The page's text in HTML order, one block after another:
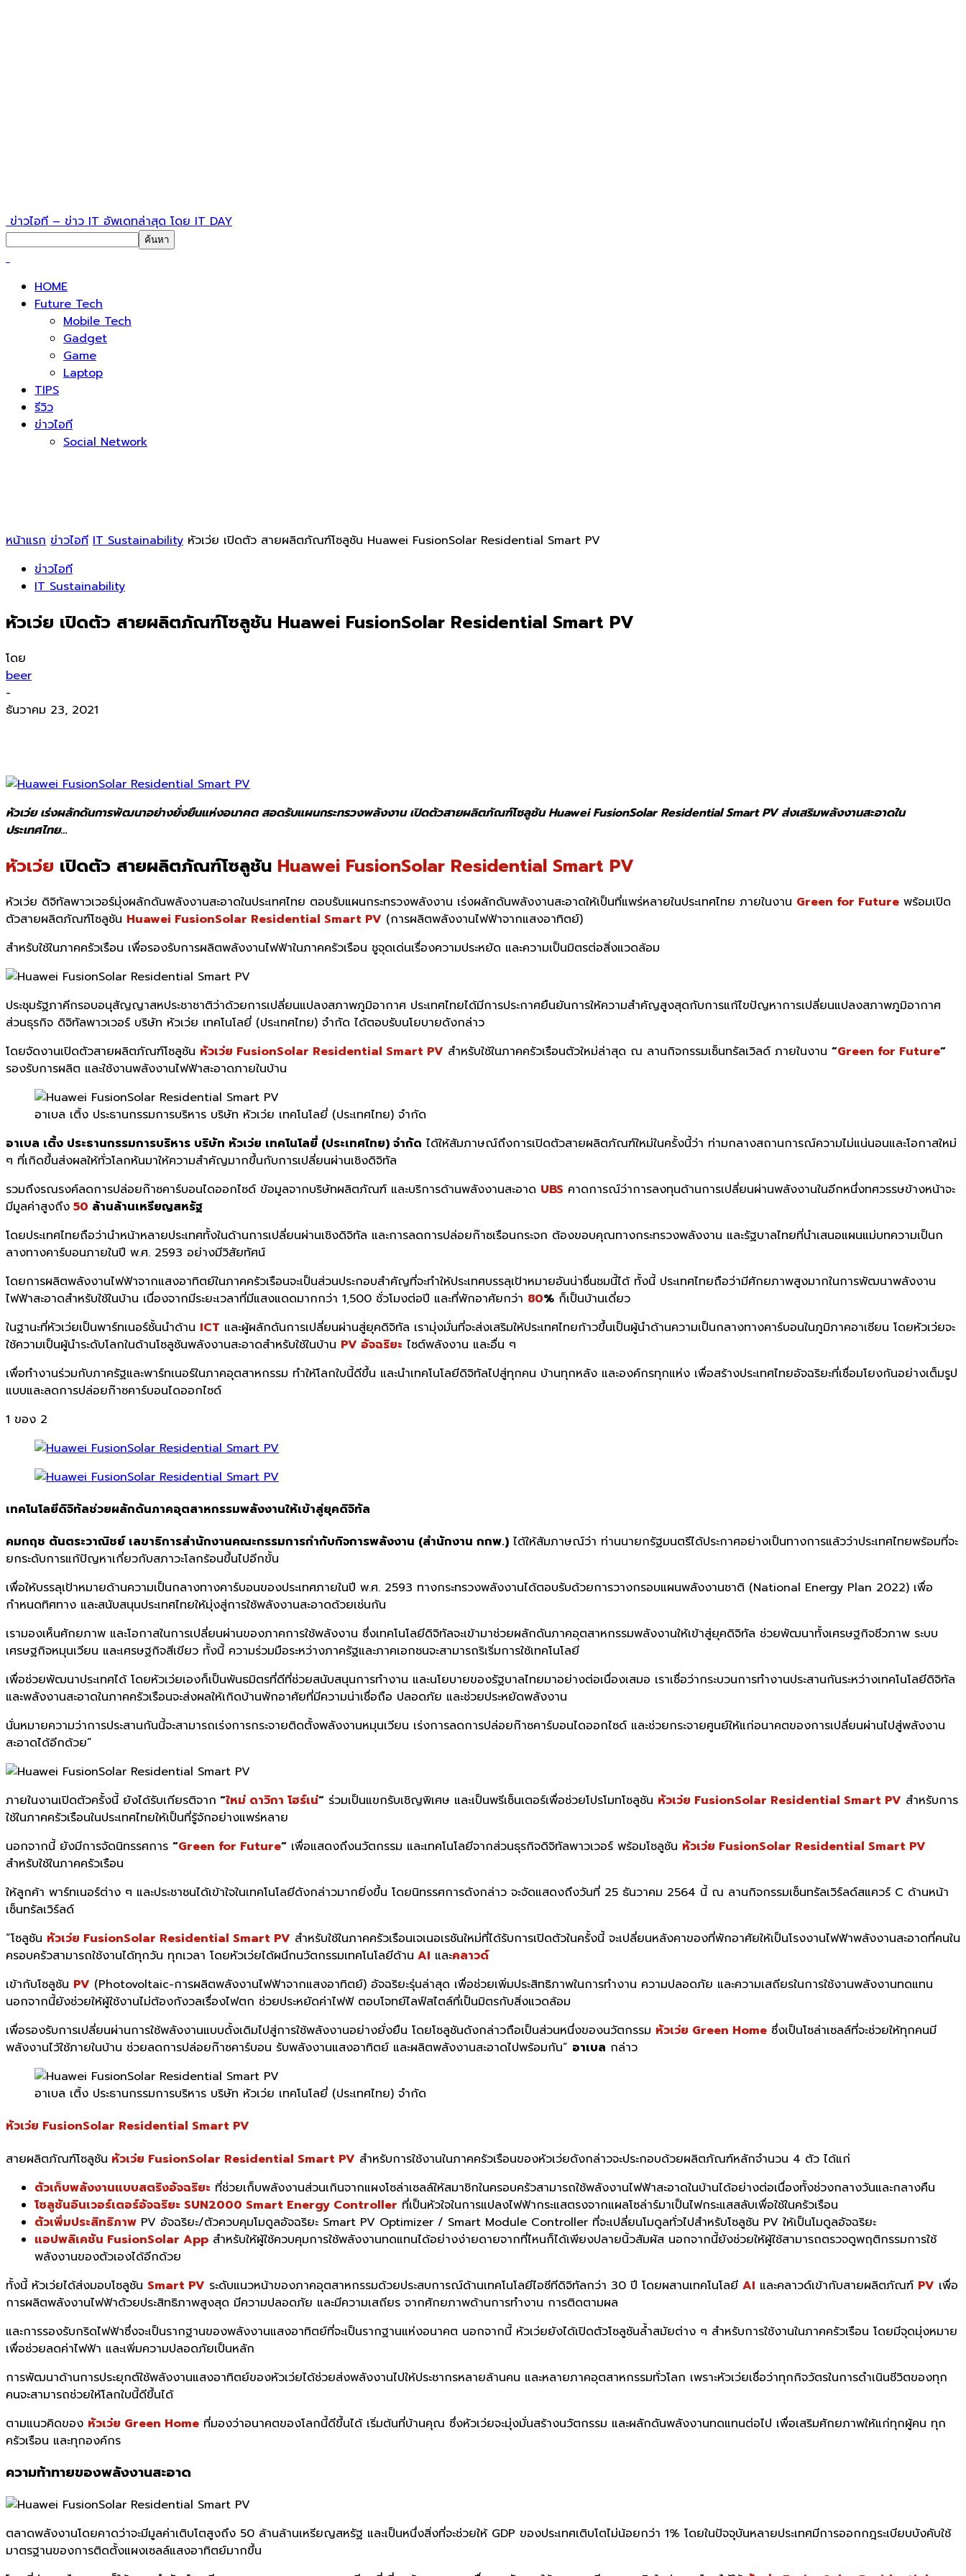
ข่าวไอที – ข่าว IT อัพเดทล่าสุด โดย IT DAY
HOME
Future Tech
Mobile Tech
Gadget
Game
Laptop
TIPS
รีวิว
ข่าวไอที
Social Network
หน้าแรก ข่าวไอที IT Sustainability หัวเว่ย เปิดตัว สายผลิตภัณฑ์โซลูชัน Huawei FusionSolar Residential Smart PV
ข่าวไอที
IT Sustainability
หัวเว่ย เปิดตัว สายผลิตภัณฑ์โซลูชัน Huawei FusionSolar Residential Smart PV
โดย
beer
-
ธันวาคม 23, 2021
หัวเว่ย เร่งผลักดันการพัฒนาอย่างยั่งยืนแห่งอนาคต สอดรับแผนกระทรวงพลังงาน เปิดตัวสายผลิตภัณฑ์โซลูชัน Huawei FusionSolar Residential Smart PV ส่งเสริมพลังงานสะอาดใน
ประเทศไทย…
หัวเว่ย เปิดตัว สายผลิตภัณฑ์โซลูชัน Huawei FusionSolar Residential Smart PV
หัวเว่ย ดิจิทัลพาวเวอร์มุ่งผลักดันพลังงานสะอาดในประเทศไทย ตอบรับแผนกระทรวงพลังงาน เร่งผลักดันพลังงานสะอาดให้เป็นที่แพร่หลายในประเทศไทย ภายในงาน Green for Future พร้อมเปิด
ตัวสายผลิตภัณฑ์โซลูชัน Huawei FusionSolar Residential Smart PV (การผลิตพลังงานไฟฟ้าจากแสงอาทิตย์)
สำหรับใช้ในภาคครัวเรือน เพื่อรองรับการผลิตพลังงานไฟฟ้าในภาคครัวเรือน ชูจุดเด่นเรื่องความประหยัด และความเป็นมิตรต่อสิ่งแวดล้อม
ประชุมรัฐภาคีกรอบอนุสัญญาสหประชาชาติว่าด้วยการเปลี่ยนแปลงสภาพภูมิอากาศ ประเทศไทยได้มีการประกาศยืนยันการให้ความสำคัญสูงสุดกับการแก้ไขปัญหาการเปลี่ยนแปลงสภาพภูมิอากาศ
ส่วนธุรกิจ ดิจิทัลพาวเวอร์ บริษัท หัวเว่ย เทคโนโลยี่ (ประเทศไทย) จำกัด ได้ตอบรับนโยบายดังกล่าว
โดยจัดงานเปิดตัวสายผลิตภัณฑ์โซลูชัน หัวเว่ย FusionSolar Residential Smart PV สำหรับใช้ในภาคครัวเรือนตัวใหม่ล่าสุด ณ ลานกิจกรรมเซ็นทรัลเวิลด์ ภายในงาน “Green for Future“
รองรับการผลิต และใช้งานพลังงานไฟฟ้าสะอาดภายในบ้าน
อาเบล เติ้ง ประธานกรรมการบริหาร บริษัท หัวเว่ย เทคโนโลยี่ (ประเทศไทย) จำกัด
อาเบล เติ้ง ประธานกรรมการบริหาร บริษัท หัวเว่ย เทคโนโลยี่ (ประเทศไทย) จำกัด ได้ให้สัมภาษณ์ถึงการเปิดตัวสายผลิตภัณฑ์ใหม่ในครั้งนี้ว่า ท่ามกลางสถานการณ์ความไม่แน่นอนและโอกาสใหม่
ๆ ที่เกิดขึ้นส่งผลให้ทั่วโลกหันมาให้ความสำคัญมากขึ้นกับการเปลี่ยนผ่านเชิงดิจิทัล
รวมถึงรณรงค์ลดการปล่อยก๊าซคาร์บอนไดออกไซด์ ข้อมูลจากบริษัทผลิตภัณฑ์ และบริการด้านพลังงานสะอาด UBS คาดการณ์ว่าการลงทุนด้านการเปลี่ยนผ่านพลังงานในอีกหนึ่งทศวรรษข้างหน้าจะ
มีมูลค่าสูงถึง 50 ล้านล้านเหรียญสหรัฐ
โดยประเทศไทยถือว่านำหน้าหลายประเทศทั้งในด้านการเปลี่ยนผ่านเชิงดิจิทัล และการลดการปล่อยก๊าซเรือนกระจก ต้องขอบคุณทางกระทรวงพลังงาน และรัฐบาลไทยที่นำเสนอแผนแม่บทความเป็นก
ลางทางคาร์บอนภายในปี พ.ศ. 2593 อย่างมีวิสัยทัศน์
โดยการผลิตพลังงานไฟฟ้าจากแสงอาทิตย์ในภาคครัวเรือนจะเป็นส่วนประกอบสำคัญที่จะทำให้ประเทศบรรลุเป้าหมายอันน่าชื่นชมนี้ได้ ทั้งนี้ ประเทศไทยถือว่ามีศักยภาพสูงมากในการพัฒนาพลังงาน
ไฟฟ้าสะอาดสำหรับใช้ในบ้าน เนื่องจากมีระยะเวลาที่มีแสงแดดมากกว่า 1,500 ชั่วโมงต่อปี และที่พักอาศัยกว่า 80% ก็เป็นบ้านเดี่ยว
ในฐานะที่หัวเว่ยเป็นพาร์ทเนอร์ชั้นนำด้าน ICT และผู้ผลักดันการเปลี่ยนผ่านสู่ยุคดิจิทัล เรามุ่งมั่นที่จะส่งเสริมให้ประเทศไทยก้าวขึ้นเป็นผู้นำด้านความเป็นกลางทางคาร์บอนในภูมิภาคอาเซียน โดยหัวเว่ยจะ
ใช้ความเป็นผู้นำระดับโลกในด้านโซลูชันพลังงานสะอาดสำหรับใช้ในบ้าน PV อัจฉริยะ ไซต์พลังงาน และอื่น ๆ
เพื่อทำงานร่วมกับภาครัฐและพาร์ทเนอร์ในภาคอุตสาหกรรม ทำให้โลกใบนี้ดีขึ้น และนำเทคโนโลยีดิจิทัลไปสู่ทุกคน บ้านทุกหลัง และองค์กรทุกแห่ง เพื่อสร้างประเทศไทยอัจฉริยะที่เชื่อมโยงกันอย่างเต็มรูป
แบบและลดการปล่อยก๊าซคาร์บอนไดออกไซด์
1 ของ 2
เทคโนโลยีดิจิทัลช่วยผลักดันภาคอุตสาหกรรมพลังงานให้เข้าสู่ยุคดิจิทัล
คมกฤช ตันตระวาณิชย์ เลขาธิการสำนักงานคณะกรรมการกำกับกิจการพลังงาน (สำนักงาน กกพ.) ได้ให้สัมภาษณ์ว่า ท่านนายกรัฐมนตรีได้ประกาศอย่างเป็นทางการแล้วว่าประเทศไทยพร้อมที่จะ
ยกระดับการแก้ปัญหาเกี่ยวกับสภาวะโลกร้อนขึ้นไปอีกขั้น
เพื่อให้บรรลุเป้าหมายด้านความเป็นกลางทางคาร์บอนของประเทศภายในปี พ.ศ. 2593 ทางกระทรวงพลังงานได้ตอบรับด้วยการวางกรอบแผนพลังงานชาติ (National Energy Plan 2022) เพื่อ
กำหนดทิศทาง และสนับสนุนประเทศไทยให้มุ่งสู่การใช้พลังงานสะอาดด้วยเช่นกัน
เรามองเห็นศักยภาพ และโอกาสในการเปลี่ยนผ่านของภาคการใช้พลังงาน ซึ่งเทคโนโลยีดิจิทัลจะเข้ามาช่วยผลักดันภาคอุตสาหกรรมพลังงานให้เข้าสู่ยุคดิจิทัล ช่วยพัฒนาทั้งเศรษฐกิจชีวภาพ ระบบ
เศรษฐกิจหมุนเวียน และเศรษฐกิจสีเขียว ทั้งนี้ ความร่วมมือระหว่างภาครัฐและภาคเอกชนจะสามารถริเริ่มการใช้เทคโนโลยี
เพื่อช่วยพัฒนาประเทศได้ โดยหัวเว่ยเองก็เป็นพันธมิตรที่ดีที่ช่วยสนับสนุนการทำงาน และนโยบายของรัฐบาลไทยมาอย่างต่อเนื่องเสมอ เราเชื่อว่ากระบวนการทำงานประสานกันระหว่างเทคโนโลยีดิจิทัล
และพลังงานสะอาดในภาคครัวเรือนจะส่งผลให้เกิดบ้านพักอาศัยที่มีความน่าเชื่อถือ ปลอดภัย และช่วยประหยัดพลังงาน
นั่นหมายความว่าการประสานกันนี้จะสามารถเร่งการกระจายติดตั้งพลังงานหมุนเวียน เร่งการลดการปล่อยก๊าซคาร์บอนไดออกไซด์ และช่วยกระจายศูนย์ให้แก่อนาคตของการเปลี่ยนผ่านไปสู่พลังงาน
สะอาดได้อีกด้วย”
ภายในงานเปิดตัวครั้งนี้ ยังได้รับเกียรติจาก “ใหม่ ดาวิกา โฮร์เน่“ ร่วมเป็นแขกรับเชิญพิเศษ และเป็นพรีเซ็นเตอร์เพื่อช่วยโปรโมทโซลูชัน หัวเว่ย FusionSolar Residential Smart PV สำหรับการ
ใช้ในภาคครัวเรือนในประเทศไทยให้เป็นที่รู้จักอย่างแพร่หลาย
นอกจากนี้ ยังมีการจัดนิทรรศการ “Green for Future“ เพื่อแสดงถึงนวัตกรรม และเทคโนโลยีจากส่วนธุรกิจดิจิทัลพาวเวอร์ พร้อมโซลูชัน หัวเว่ย FusionSolar Residential Smart PV
สำหรับใช้ในภาคครัวเรือน
ให้ลูกค้า พาร์ทเนอร์ต่าง ๆ และประชาชนได้เข้าใจในเทคโนโลยีดังกล่าวมากยิ่งขึ้น โดยนิทรรศการดังกล่าว จะจัดแสดงถึงวันที่ 25 ธันวาคม 2564 นี้ ณ ลานกิจกรรมเซ็นทรัลเวิร์ลด์สแควร์ C ด้านหน้า
เซ็นทรัลเวิร์ลด์
“โซลูชัน หัวเว่ย FusionSolar Residential Smart PV สำหรับใช้ในภาคครัวเรือนเจเนอเรชันใหม่ที่ได้รับการเปิดตัวในครั้งนี้ จะเปลี่ยนหลังคาของที่พักอาศัยให้เป็นโรงงานไฟฟ้าพลังงานสะอาดที่คนใน
ครอบครัวสามารถใช้งานได้ทุกวัน ทุกเวลา โดยหัวเว่ยได้ผนึกนวัตกรรมเทคโนโลยีด้าน AI และคลาวด์
เข้ากับโซลูชัน PV (Photovoltaic-การผลิตพลังงานไฟฟ้าจากแสงอาทิตย์) อัจฉริยะรุ่นล่าสุด เพื่อช่วยเพิ่มประสิทธิภาพในการทำงาน ความปลอดภัย และความเสถียรในการใช้งานพลังงานทดแทน
นอกจากนี้ยังช่วยให้ผู้ใช้งานไม่ต้องกังวลเรื่องไฟตก ช่วยประหยัดค่าไฟฟ้ ตอบโจทย์ไลฟ์สไตล์ที่เป็นมิตรกับสิ่งแวดล้อม
เพื่อรองรับการเปลี่ยนผ่านการใช้พลังงานแบบดั้งเดิมไปสู่การใช้พลังงานอย่างยั่งยืน โดยโซลูชันดังกล่าวถือเป็นส่วนหนึ่งของนวัตกรรม หัวเว่ย Green Home ซึ่งเป็นโซล่าเซลล์ที่จะช่วยให้ทุกคนมี
พลังงานไว้ใช้ภายในบ้าน ช่วยลดการปล่อยก๊าซคาร์บอน รับพลังงานแสงอาทิตย์ และผลิตพลังงานสะอาดไปพร้อมกัน” อาเบล กล่าว
อาเบล เติ้ง ประธานกรรมการบริหาร บริษัท หัวเว่ย เทคโนโลยี่ (ประเทศไทย) จำกัด
หัวเว่ย FusionSolar Residential Smart PV
สายผลิตภัณฑ์โซลูชัน หัวเว่ย FusionSolar Residential Smart PV สำหรับการใช้งานในภาคครัวเรือนของหัวเว่ยดังกล่าวจะประกอบด้วยผลิตภัณฑ์หลักจำนวน 4 ตัว ได้แก่
ตัวเก็บพลังงานแบบสตริงอัจฉริยะ ที่ช่วยเก็บพลังงานส่วนเกินจากแผงโซล่าเซลล์ให้สมาชิกในครอบครัวสามารถใช้พลังงานไฟฟ้าสะอาดในบ้านได้อย่างต่อเนื่องทั้งช่วงกลางวันและกลางคืน
โซลูชันอินเวอร์เตอร์อัจฉริยะ SUN2000 Smart Energy Controller ที่เป็นหัวใจในการแปลงไฟฟ้ากระแสตรงจากแผลโซล่าร์มาเป็นไฟกระแสสลับเพื่อใช้ในครัวเรือน
ตัวเพิ่มประสิทธิภาพ PV อัจฉริยะ/ตัวควบคุมโมดูลอัจฉริยะ Smart PV Optimizer / Smart Module Controller ที่จะเปลี่ยนโมดูลทั่วไปสำหรับโซลูชัน PV ให้เป็นโมดูลอัจฉริยะ
แอปพลิเคชัน FusionSolar App สำหรับให้ผู้ใช้ควบคุมการใช้พลังงานทดแทนได้อย่างง่ายดายจากที่ไหนก็ได้เพียงปลายนิ้วสัมผัส นอกจากนี้ยังช่วยให้ผู้ใช้สามารถตรวจดูพฤติกรรมการใช้
พลังงานของตัวเองได้อีกด้วย
ทั้งนี้ หัวเว่ยได้ส่งมอบโซลูชัน Smart PV ระดับแนวหน้าของภาคอุตสาหกรรมด้วยประสบการณ์ด้านเทคโนโลยีไอซีทีดิจิทัลกว่า 30 ปี โดยผสานเทคโนโลยี AI และคลาวด์เข้ากับสายผลิตภัณฑ์ PV เพื่อ
การผลิตพลังงานไฟฟ้าด้วยประสิทธิภาพสูงสุด มีความปลอดภัย และมีความเสถียร จากศักยภาพด้านการทำงาน การติดตามผล
และการรองรับกริดไฟฟ้าซึ่งจะเป็นรากฐานของพลังงานแสงอาทิตย์ที่จะเป็นรากฐานแห่งอนาคต นอกจากนี้ หัวเว่ยยังได้เปิดตัวโซลูชันล้ำสมัยต่าง ๆ สำหรับการใช้งานในภาคครัวเรือน โดยมีจุดมุ่งหมาย
เพื่อช่วยลดค่าไฟฟ้า และเพิ่มความปลอดภัยเป็นหลัก
การพัฒนาด้านการประยุกต์ใช้พลังงานแสงอาทิตย์ของหัวเว่ยได้ช่วยส่งพลังงานไปให้ประชากรหลายล้านคน และหลายภาคอุตสาหกรรมทั่วโลก เพราะหัวเว่ยเชื่อว่าทุกกิจวัตรในการดำเนินชีวิตของทุก
คนจะสามารถช่วยให้โลกใบนี้ดีขึ้นได้
ตามแนวคิดของ หัวเว่ย Green Home ที่มองว่าอนาคตของโลกนี้ดีขึ้นได้ เริ่มต้นที่บ้านคุณ ซึ่งหัวเว่ยจะมุ่งมั่นสร้างนวัตกรรม และผลักดันพลังงานทดแทนต่อไป เพื่อเสริมศักยภาพให้แก่ทุกผู้คน ทุก
ครัวเรือน และทุกองค์กร
ความท้าทายของพลังงานสะอาด
ตลาดพลังงานโดยคาดว่าจะมีมูลค่าเติบโตสูงถึง 50 ล้านล้านเหรียญสหรัฐ และเป็นหนึ่งสิ่งที่จะช่วยให้ GDP ของประเทศเติบโตไม่น้อยกว่า 1% โดยในปัจจุบันหลายประเทศมีการออกกฎระเบียบบังคับใช้
มาตรฐานของการติดตั้งแผงเซลล์แสงอาทิตย์มากขึ้น